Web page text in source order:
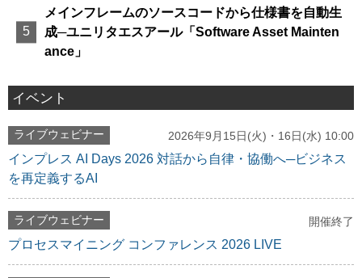
メインフレームのソースコードから仕様書を自動生
成─ユニリタエスアール「Software Asset Mainten
ance」
イベント
ライブウェビナー 2026年9月15日(火)・16日(水) 10:00
インプレス AI Days 2026 対話から自律・協働へ─ビジネス
を再定義するAI
ライブウェビナー 開催終了
プロセスマイニング コンファレンス 2026 LIVE